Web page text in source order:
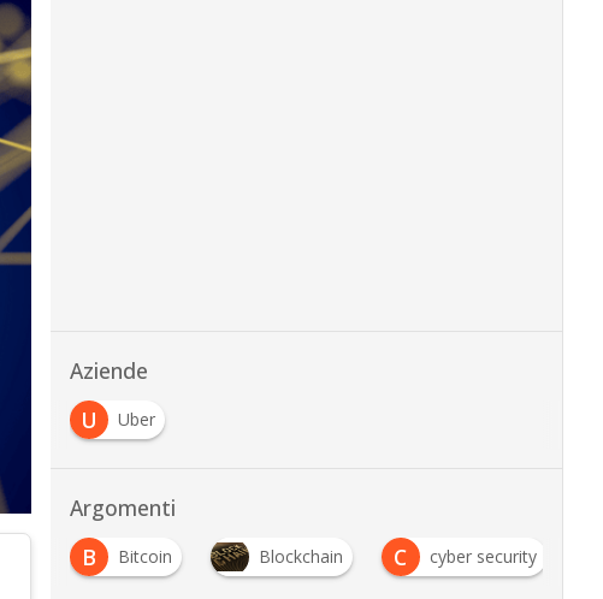
Aziende
U
Uber
Argomenti
B Bitcoin Blockchain C cyber security